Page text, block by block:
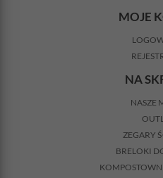
MOJE
NA
NASZE
ZEGARY
BRELOKI